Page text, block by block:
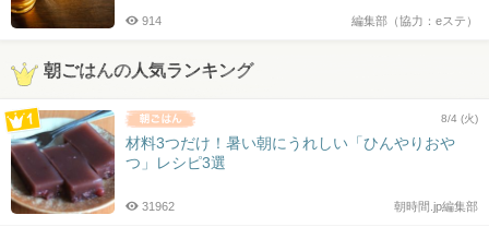
編集部（協力：eステ）
914
朝ごはんの人気ランキング
8/4 (火)
材料3つだけ！暑い朝にうれしい「ひんやりおや
つ」レシピ3選
朝時間.jp編集部
31962